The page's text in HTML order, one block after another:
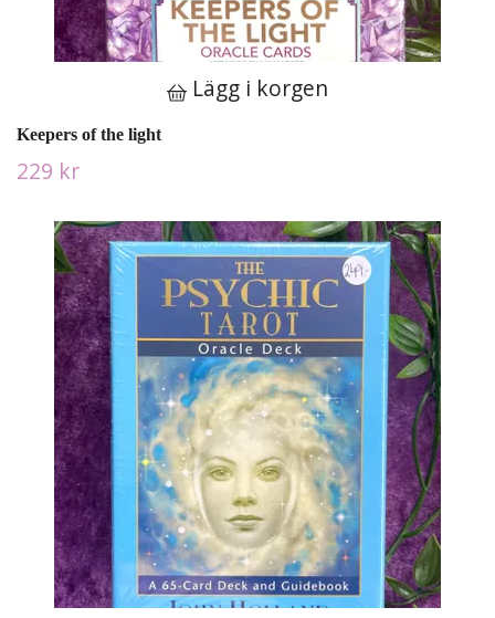
Lägg i korgen
Keepers of the light
229 kr